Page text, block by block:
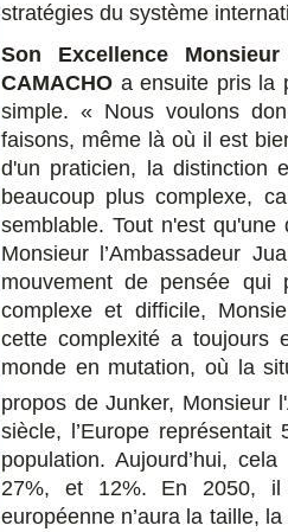
stratégies du système
Son Excellence
CAMACHO a ensuite pris la
simple. « Nous voulons
faisons, même là où il est
d'un praticien, la distinction
beaucoup plus complexe,
semblable. Tout n'est qu'une
Monsieur l’Ambassadeur
mouvement de pensée qui
complexe et difficile,
cette complexité a toujours
monde en mutation, où la
propos de Junker, Monsieur
siècle, l’Europe
population. Aujourd’hui,
27%, et 12%. En 2050, il
européenne n’aura la taille,